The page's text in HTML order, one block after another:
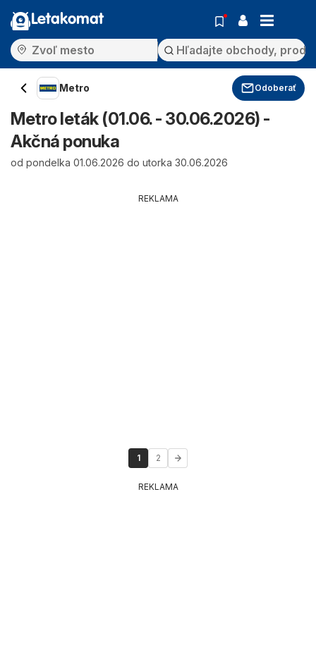
Letakomat
Metro Odoberať
Metro leták (01.06. - 30.06.2026) -
Akčná ponuka
od pondelka 01.06.2026 do utorka 30.06.2026
REKLAMA
1 2
REKLAMA